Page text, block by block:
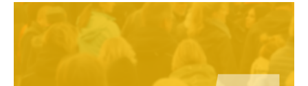
Inhaltskarousell
für
weitere
Inhaltskarussell
überspringen